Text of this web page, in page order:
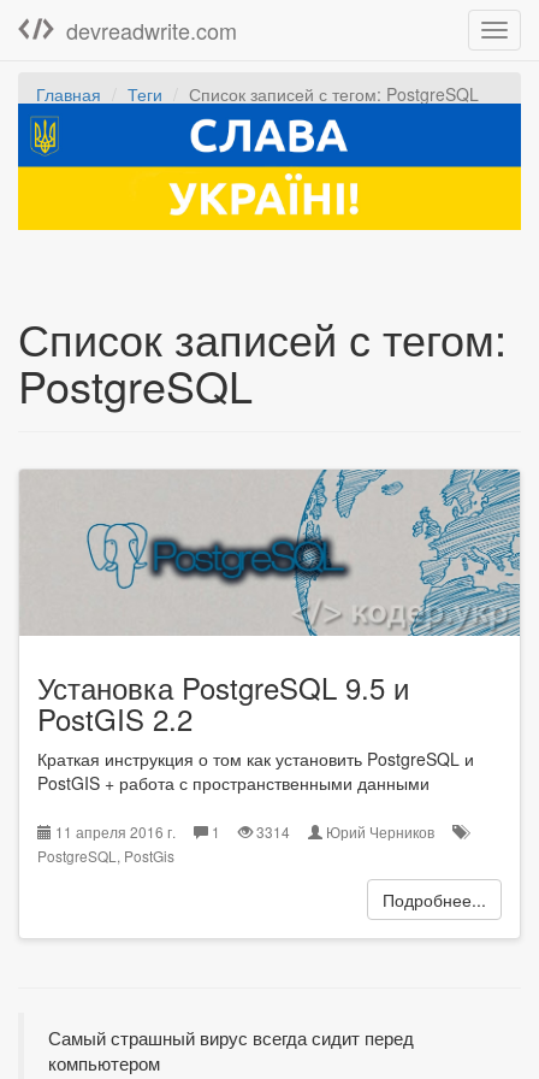
devreadwrite.com
Главная Теги Список записей с тегом: PostgreSQL
Список записей с тегом:
PostgreSQL
Установка PostgreSQL 9.5 и
PostGIS 2.2
Краткая инструкция о том как установить PostgreSQL и
PostGIS + работа с пространственными данными
11 апреля 2016 г. 1 3314
Юрий Черников
PostgreSQL , PostGis
Подробнее...
Самый страшный вирус всегда сидит перед
компьютером